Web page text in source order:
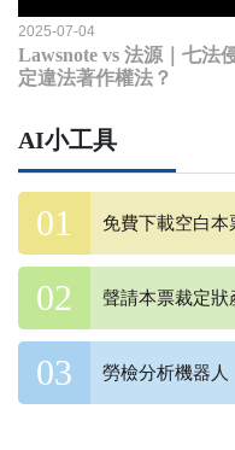
2025-07-04
Lawsnote vs 法源｜七法
定違法著作權法？
AI小工具
免費下載空白本
聲請本票裁定狀
勞檢分析機器人